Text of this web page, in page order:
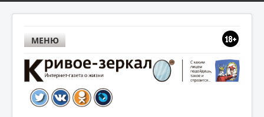
МЕНЮ